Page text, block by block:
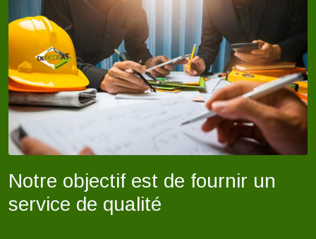
Notre objectif est de fournir un
service de qualité